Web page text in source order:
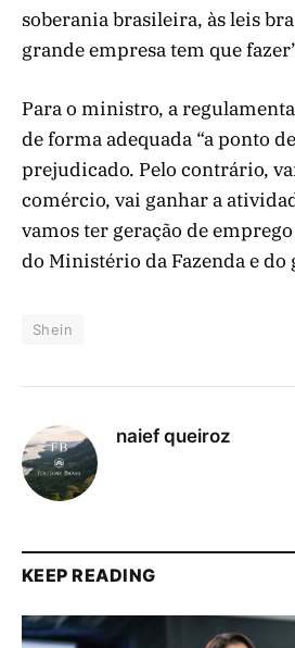
soberania brasileira, às leis
grande empresa tem que
Para o ministro, a
de forma adequada “a ponto
prejudicado. Pelo contrário,
comércio, vai ganhar a
vamos ter geração de
do Ministério da Fazenda e do
Shein
naief queiroz
KEEP READING